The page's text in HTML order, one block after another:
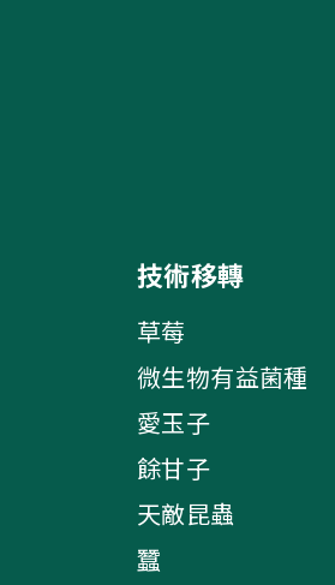
技術移轉
草莓
微生物有益菌種
愛玉子
餘甘子
天敵昆蟲
蠶